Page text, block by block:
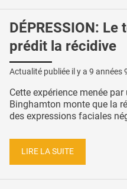
DÉPRESSION:
prédit la récidive
Actualité publiée il y a 9 années
Cette expérience menée
Binghamton monte que la
des expressions faciales
LIRE LA SUITE